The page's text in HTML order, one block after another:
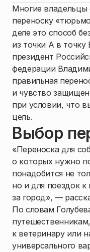
Многие владельцы
переноску
деле это способ
из точки А в
президент
федерации
правильная
и чувство
при условии, что
цель.
Выбор
«Переноска для
о которых нужно
понадобится не
но и для поездок
за город», —
По словам
к ветеринару или
универсального